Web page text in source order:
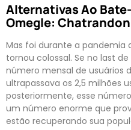
Alternativas Ao
Omegle: Chatrandon
Mas foi durante a pandemia
tornou colossal. Se no last
número mensal de usuários
ultrapassava os 2,5 milhões
posteriormente, esse
um número enorme que
estão recuperando sua